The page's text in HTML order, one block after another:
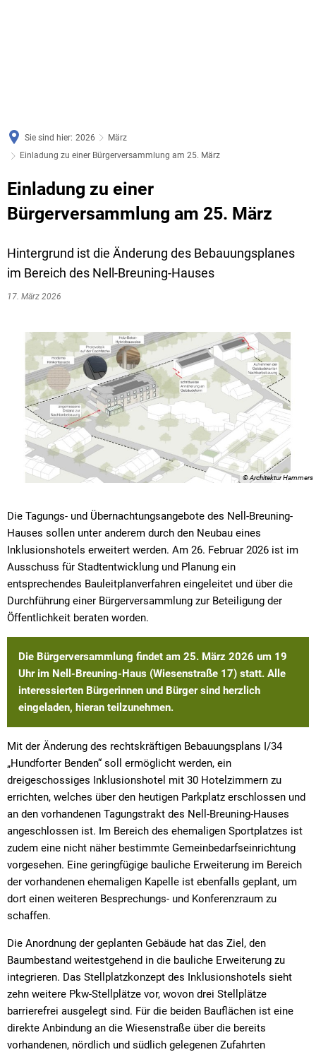
Sie sind hier: 2026
März
Einladung zu einer Bürgerversammlung am 25. März
Einladung zu einer
Bürgerversammlung am 25. März
Hintergrund ist die Änderung des Bebauungsplanes
im Bereich des Nell-Breuning-Hauses
17. März 2026
© Architektur Hammers
Die Tagungs- und Übernachtungsangebote des Nell-Breuning-
Hauses sollen unter anderem durch den Neubau eines
Inklusionshotels erweitert werden. Am 26. Februar 2026 ist im
Ausschuss für Stadtentwicklung und Planung ein
entsprechendes Bauleitplanverfahren eingeleitet und über die
Durchführung einer Bürgerversammlung zur Beteiligung der
Öffentlichkeit beraten worden.
Die Bürgerversammlung findet am 25. März 2026 um 19
Uhr im Nell-Breuning-Haus (Wiesenstraße 17) statt. Alle
interessierten Bürgerinnen und Bürger sind herzlich
eingeladen, hieran teilzunehmen.
Mit der Änderung des rechtskräftigen Bebauungsplans I/34
„Hundforter Benden“ soll ermöglicht werden, ein
dreigeschossiges Inklusionshotel mit 30 Hotelzimmern zu
errichten, welches über den heutigen Parkplatz erschlossen und
an den vorhandenen Tagungstrakt des Nell-Breuning-Hauses
angeschlossen ist. Im Bereich des ehemaligen Sportplatzes ist
zudem eine nicht näher bestimmte Gemeinbedarfseinrichtung
vorgesehen. Eine geringfügige bauliche Erweiterung im Bereich
der vorhandenen ehemaligen Kapelle ist ebenfalls geplant, um
dort einen weiteren Besprechungs- und Konferenzraum zu
schaffen.
Die Anordnung der geplanten Gebäude hat das Ziel, den
Baumbestand weitestgehend in die bauliche Erweiterung zu
integrieren. Das Stellplatzkonzept des Inklusionshotels sieht
zehn weitere Pkw-Stellplätze vor, wovon drei Stellplätze
barrierefrei ausgelegt sind. Für die beiden Bauflächen ist eine
direkte Anbindung an die Wiesenstraße über die bereits
vorhandenen, nördlich und südlich gelegenen Zufahrten